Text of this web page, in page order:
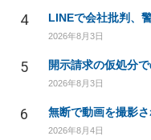
4 LINEで会社批判、
2026年8月3日
5
2026年8月3日
6
2026年8月4日